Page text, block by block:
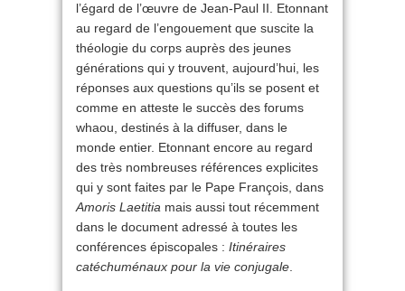
l’égard de l’œuvre de Jean-Paul II. Etonnant
au regard de l’engouement que suscite la
théologie du corps auprès des jeunes
générations qui y trouvent, aujourd’hui, les
réponses aux questions qu’ils se posent et
comme en atteste le succès des forums
whaou, destinés à la diffuser, dans le
monde entier. Etonnant encore au regard
des très nombreuses références explicites
qui y sont faites par le Pape François, dans
Amoris Laetitia mais aussi tout récemment
dans le document adressé à toutes les
conférences épiscopales : Itinéraires
catéchuménaux pour la vie conjugale